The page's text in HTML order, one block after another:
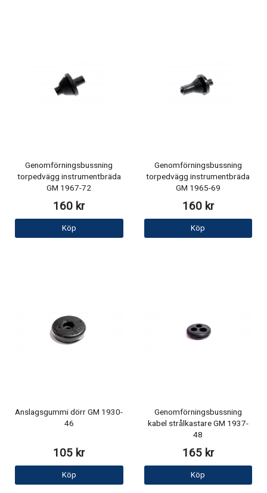
Genomförningsbussning
torpedvägg instrumentbräda
GM 1967-72
160 kr
Köp
Genomförningsbussning
torpedvägg instrumentbräda
GM 1965-69
160 kr
Köp
Anslagsgummi dörr GM 1930-
46
105 kr
Köp
Genomförningsbussning
kabel strålkastare GM 1937-
48
165 kr
Köp